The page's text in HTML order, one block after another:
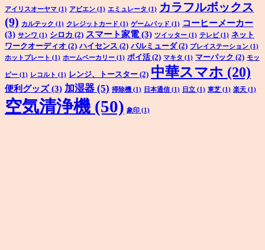
アイリスオーヤマ (1) アビエン (1) エミュレータ (1) カラフルボックス
(9) カルテック (1) クレジットカード (1) ゲームパッド (1) コーヒーメーカー
(3) サンワ (1) シロカ (2) スマート家電 (3) ツイッター (1) テレビ(1) ネット
ワークオーディオ (2) ハイセンス (2) バルミューダ(2) プレイステーション (1)
ホットプレート (1) ホームベーカリー (1) ポイ活(2) マキタ (1) マーパック (2) モッ
ピー (1) レコルト (1) レンジ、トースター (2) 中華スマホ (20)
便利グッズ(3) 加湿器 (5) 掃除機 (1) 日本通信 (1) 日立 (1) 東芝 (1) 楽天 (1)
空気清浄機 (50) 象印 (1)